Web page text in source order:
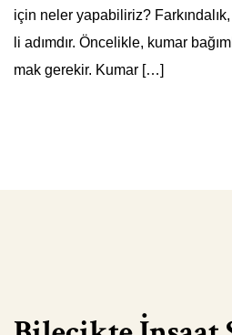
için neler yapabiliriz?
li adımdır. Öncelikle, kumar
mak gerekir. Kumar […]